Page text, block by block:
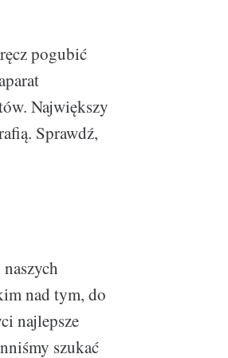
pogubić
Największy
Sprawdź,
nad tym, do
najlepsze
szukać